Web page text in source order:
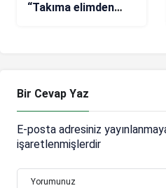
“Takıma elimden
Bir Cevap Yaz
E-posta adresiniz
işaretlenmişlerdir
Yorumunuz